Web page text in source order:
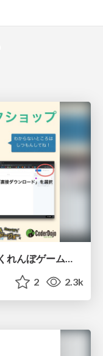
Minecraft コマンドブロックでかくれんぼゲームをしよう！ワークショップ
2 2.3k